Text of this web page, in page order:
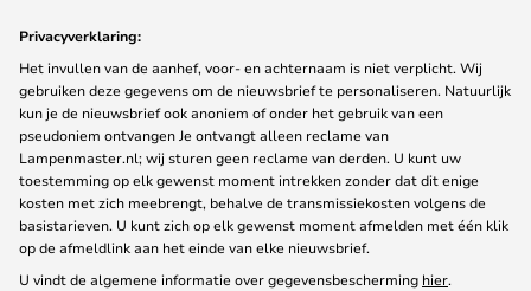
Privacyverklaring:
Het invullen van de aanhef, voor- en achternaam is niet verplicht. Wij
gebruiken deze gegevens om de nieuwsbrief te personaliseren. Natuurlijk
kun je de nieuwsbrief ook anoniem of onder het gebruik van een
pseudoniem ontvangen Je ontvangt alleen reclame van
Lampenmaster.nl; wij sturen geen reclame van derden. U kunt uw
toestemming op elk gewenst moment intrekken zonder dat dit enige
kosten met zich meebrengt, behalve de transmissiekosten volgens de
basistarieven. U kunt zich op elk gewenst moment afmelden met één klik
op de afmeldlink aan het einde van elke nieuwsbrief.
U vindt de algemene informatie over gegevensbescherming hier.